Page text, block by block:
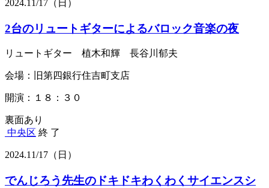
2024.11/17 （日）
2台のリュートギターによるバロック音楽の夜
リュートギター 植木和輝 長谷川郁夫
会場：旧第四銀行住吉町支店
開演：１８：３０
裏面あり
中央区 終 了
2024.11/17 （日）
でんじろう先生のドキドキわくわくサイエンスシ